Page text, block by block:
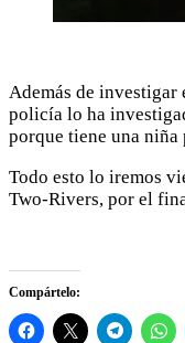
Además de investigar
policía lo ha
porque tiene una niña
Todo esto lo iremos
Two-Rivers, por el
Compártelo: